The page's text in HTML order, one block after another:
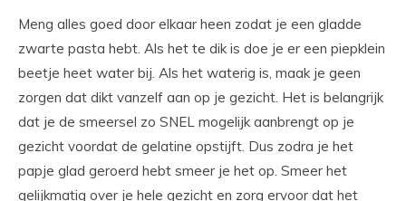
Meng alles goed door elkaar heen zodat je een gladde
zwarte pasta hebt. Als het te dik is doe je er een piepklein
beetje heet water bij. Als het waterig is, maak je geen
zorgen dat dikt vanzelf aan op je gezicht. Het is belangrijk
dat je de smeersel zo SNEL mogelijk aanbrengt op je
gezicht voordat de gelatine opstijft. Dus zodra je het
papje glad geroerd hebt smeer je het op. Smeer het
gelijkmatig over je hele gezicht en zorg ervoor dat het